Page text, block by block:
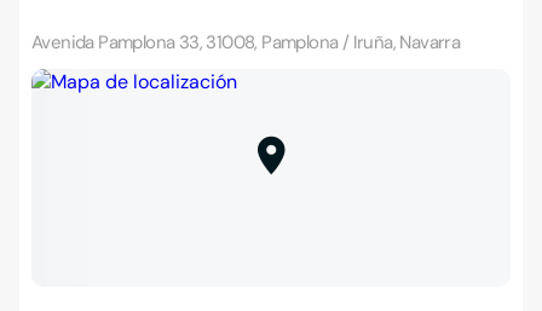
Avenida Pamplona 33, 31008, Pamplona / Iruña, Navarra